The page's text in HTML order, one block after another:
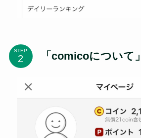
STEP 「comicoについて